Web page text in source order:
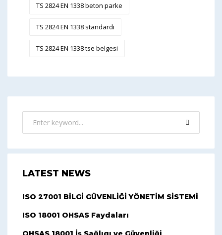
TS 2824 EN 1338 beton parke
TS 2824 EN 1338 standardı
TS 2824 EN 1338 tse belgesi
LATEST NEWS
ISO 27001 BİLGİ GÜVENLİĞİ YÖNETİM SİSTEMİ
ISO 18001 OHSAS Faydaları